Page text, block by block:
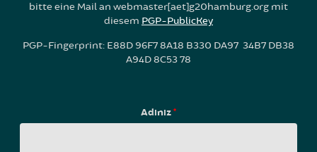
bitte eine Mail an webmaster[aet]g20hamburg.org mit
diesem PGP-PublicKey
PGP-Fingerprint: E88D 96F7 8A18 B330 DA97 34B7 DB38
A94D 8C53 78
Adınız*